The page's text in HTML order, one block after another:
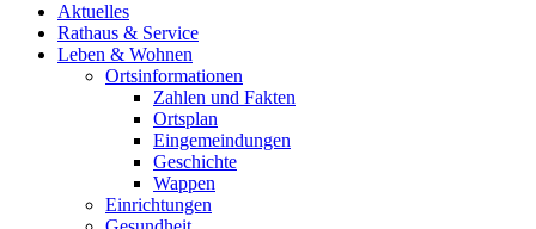
Aktuelles
Rathaus & Service
Leben & Wohnen
Ortsinformationen
Zahlen und Fakten
Ortsplan
Eingemeindungen
Geschichte
Wappen
Einrichtungen